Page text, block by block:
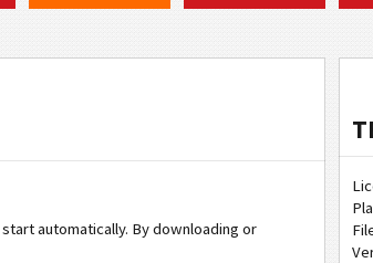
automatically. By downloading or